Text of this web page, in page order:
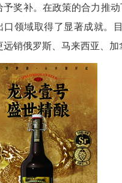
作既给首都人民造福
：“汁水丰富、果皮